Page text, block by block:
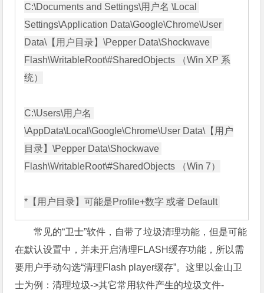
C:\Documents and Settings\用户名 \Local
Settings\Application Data\Google\Chrome\User
Data\【用户目录】\Pepper Data\Shockwave
Flash\WritableRoot\#SharedObjects （Win XP 系
统）
C:\Users\用户名
\AppData\Local\Google\Chrome\User Data\【用户
目录】\Pepper Data\Shockwave
Flash\WritableRoot\#SharedObjects （Win 7）
*【用户目录】可能是Profile+数字 或者 Default
常见的“卫士”软件，自带了垃圾清理功能，但是可能
在默认设置中，并未开启清理FLASH缓存功能，所以需
要用户手动勾选“清理Flash player缓存”。这里以金山卫
士为例：清理垃圾->其它常用软件产生的垃圾文件-